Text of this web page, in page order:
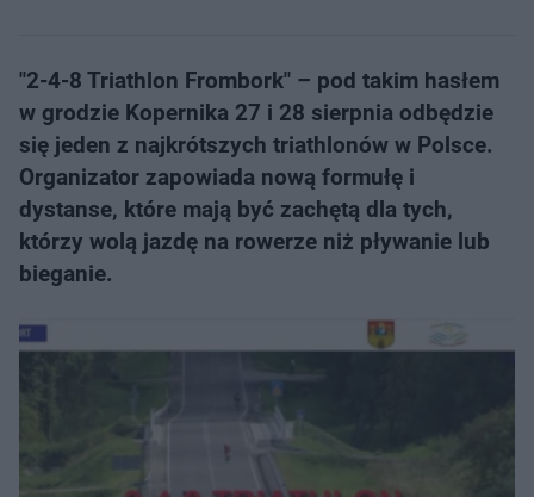
"2-4-8 Triathlon Frombork" – pod takim hasłem
w grodzie Kopernika 27 i 28 sierpnia odbędzie
się jeden z najkrótszych triathlonów w Polsce.
Organizator zapowiada nową formułę i
dystanse, które mają być zachętą dla tych,
którzy wolą jazdę na rowerze niż pływanie lub
bieganie.